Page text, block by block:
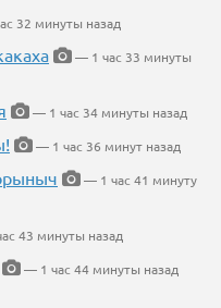
32 минуты назад
— 1 час 33 минуты
— 1 час 34 минуты назад
— 1 час 36 минут назад
— 1 час 41 минуту
43 минуты назад
— 1 час 44 минуты назад